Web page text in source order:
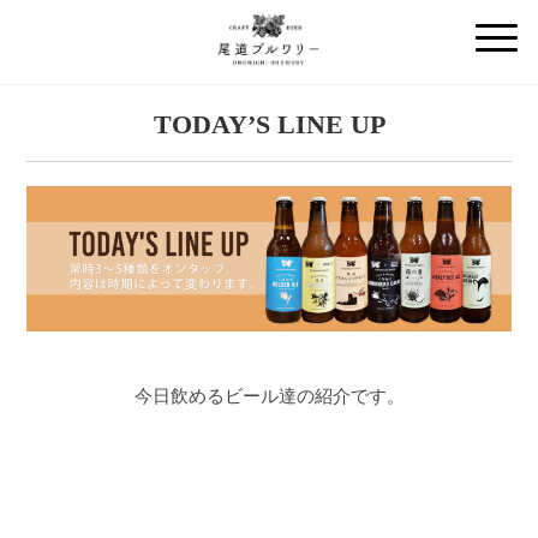
TODAY’S LINE UP
今日飲めるビール達の紹介です。